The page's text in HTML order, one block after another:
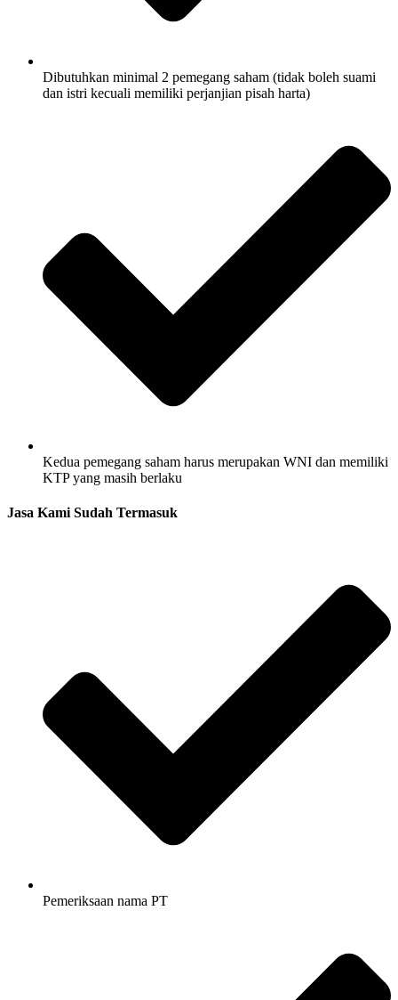
Dibutuhkan minimal 2 pemegang saham (tidak boleh suami
dan istri kecuali memiliki perjanjian pisah harta)
Kedua pemegang saham harus merupakan WNI dan memiliki
KTP yang masih berlaku
Jasa Kami Sudah Termasuk
Pemeriksaan nama PT